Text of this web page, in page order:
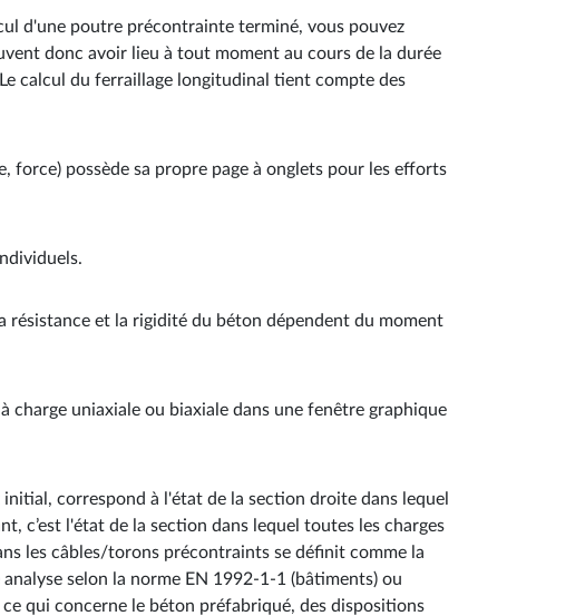
d'une poutre précontrainte terminé, vous pouvez
donc avoir lieu à tout moment au cours de la durée
calcul du ferraillage longitudinal tient compte des
possède sa propre page à onglets pour les efforts
résistance et la rigidité du béton dépendent du moment
uniaxiale ou biaxiale dans une fenêtre graphique
correspond à l'état de la section droite dans lequel
c’est l'état de la section dans lequel toutes les charges
les câbles/torons précontraints se définit comme la
selon la norme EN 1992-1-1 (bâtiments) ou
qui concerne le béton préfabriqué, des dispositions